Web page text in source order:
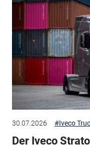
30.07.2026 #Iveco
Der Iveco